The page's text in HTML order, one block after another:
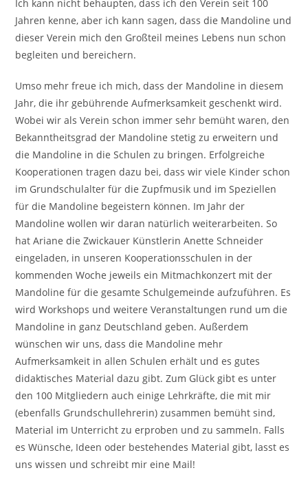
Ich kann nicht behaupten, dass ich den Verein seit 100
Jahren kenne, aber ich kann sagen, dass die Mandoline und
dieser Verein mich den Großteil meines Lebens nun schon
begleiten und bereichern.
Umso mehr freue ich mich, dass der Mandoline in diesem
Jahr, die ihr gebührende Aufmerksamkeit geschenkt wird.
Wobei wir als Verein schon immer sehr bemüht waren, den
Bekanntheitsgrad der Mandoline stetig zu erweitern und
die Mandoline in die Schulen zu bringen. Erfolgreiche
Kooperationen tragen dazu bei, dass wir viele Kinder schon
im Grundschulalter für die Zupfmusik und im Speziellen
für die Mandoline begeistern können. Im Jahr der
Mandoline wollen wir daran natürlich weiterarbeiten. So
hat Ariane die Zwickauer Künstlerin Anette Schneider
eingeladen, in unseren Kooperationsschulen in der
kommenden Woche jeweils ein Mitmachkonzert mit der
Mandoline für die gesamte Schulgemeinde aufzuführen. Es
wird Workshops und weitere Veranstaltungen rund um die
Mandoline in ganz Deutschland geben. Außerdem
wünschen wir uns, dass die Mandoline mehr
Aufmerksamkeit in allen Schulen erhält und es gutes
didaktisches Material dazu gibt. Zum Glück gibt es unter
den 100 Mitgliedern auch einige Lehrkräfte, die mit mir
(ebenfalls Grundschullehrerin) zusammen bemüht sind,
Material im Unterricht zu erproben und zu sammeln. Falls
es Wünsche, Ideen oder bestehendes Material gibt, lasst es
uns wissen und schreibt mir eine Mail!